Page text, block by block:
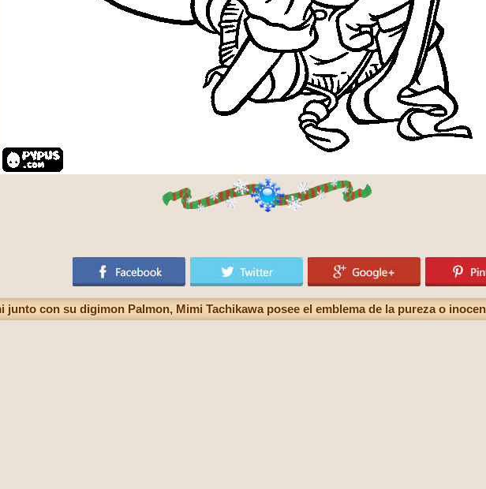
junto con su digimon Palmon, Mimi Tachikawa posee el emblema de la pureza o